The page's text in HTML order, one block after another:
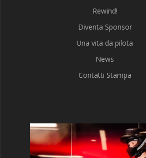
Rewind!
Diventa Sponsor
Una vita da pilota
News
Contatti Stampa